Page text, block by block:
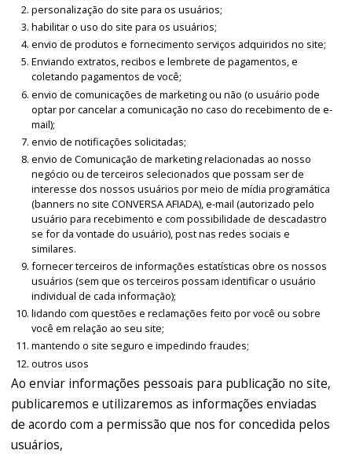
personalização do site para os usuários;
habilitar o uso do site para os usuários;
envio de produtos e fornecimento serviços adquiridos no site;
Enviando extratos, recibos e lembrete de pagamentos, e
coletando pagamentos de você;
envio de comunicações de marketing ou não (o usuário pode
optar por cancelar a comunicação no caso do recebimento de e-
mail);
envio de notificações solicitadas;
envio de Comunicação de marketing relacionadas ao nosso
negócio ou de terceiros selecionados que possam ser de
interesse dos nossos usuários por meio de mídia programática
(banners no site CONVERSA AFIADA), e-mail (autorizado pelo
usuário para recebimento e com possibilidade de descadastro
se for da vontade do usuário), post nas redes sociais e
similares.
fornecer terceiros de informações estatísticas obre os nossos
usuários (sem que os terceiros possam identificar o usuário
individual de cada informação);
lidando com questões e reclamações feito por você ou sobre
você em relação ao seu site;
mantendo o site seguro e impedindo fraudes;
outros usos
Ao enviar informações pessoais para publicação no site,
publicaremos e utilizaremos as informações enviadas
de acordo com a permissão que nos for concedida pelos
usuários,